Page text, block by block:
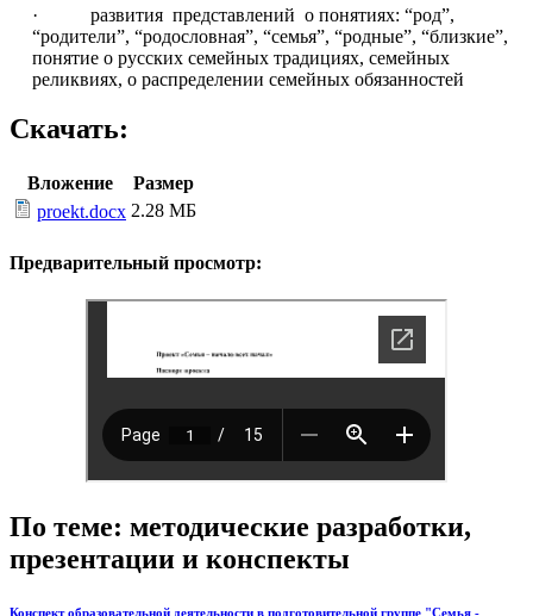
· развития представлений о понятиях: “род”,
“родители”, “родословная”, “семья”, “родные”, “близкие”,
понятие о русских семейных традициях, семейных
реликвиях, о распределении семейных обязанностей
Скачать:
Вложение
Размер
proekt.docx 2.28 МБ
Предварительный просмотр:
По теме: методические разработки,
презентации и конспекты
Конспект образовательной деятельности в подготовительной группе "Семья -